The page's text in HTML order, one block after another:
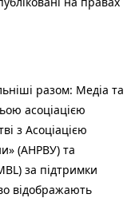
разом: Медіа та
асоціацією
з Асоціацією
(АНРВУ) та
за підтримки
відображають